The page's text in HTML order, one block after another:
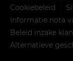
Cookiebeleid
Informatie nota
Beleid inzake
Alternatieve